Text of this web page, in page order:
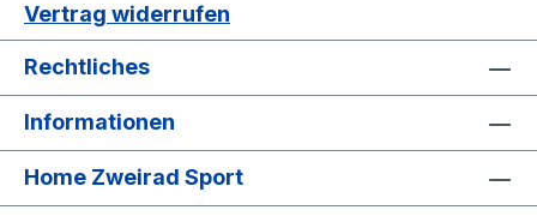
Vertrag widerrufen
Rechtliches
Informationen
Home Zweirad Sport